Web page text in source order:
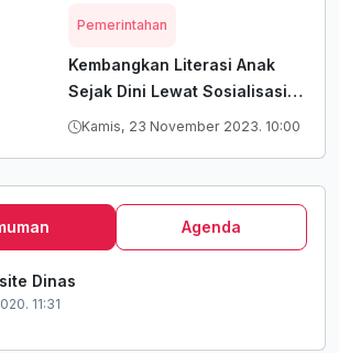
Pemerintahan
Kembangkan Literasi Anak
Sejak Dini Lewat Sosialisasi
Dan Wisata Baca Oleh
Kamis, 23 November 2023. 10:00
Agenda
Dinas
11:31